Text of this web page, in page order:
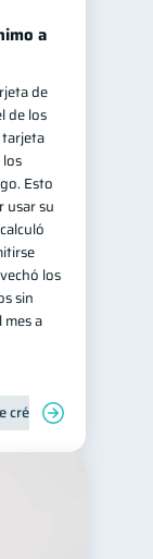
a
de
de los
tarjeta
Esto
usar su
los
sin
a
crédito